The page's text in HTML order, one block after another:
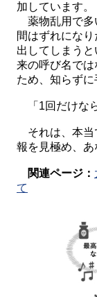
加しています。
薬物乱用で多
間はずれにな
出してしまう
来の呼び名で
ため、知らずに
「1回だけな
それは、本当
報を見極め、あ
関連ページ：
て